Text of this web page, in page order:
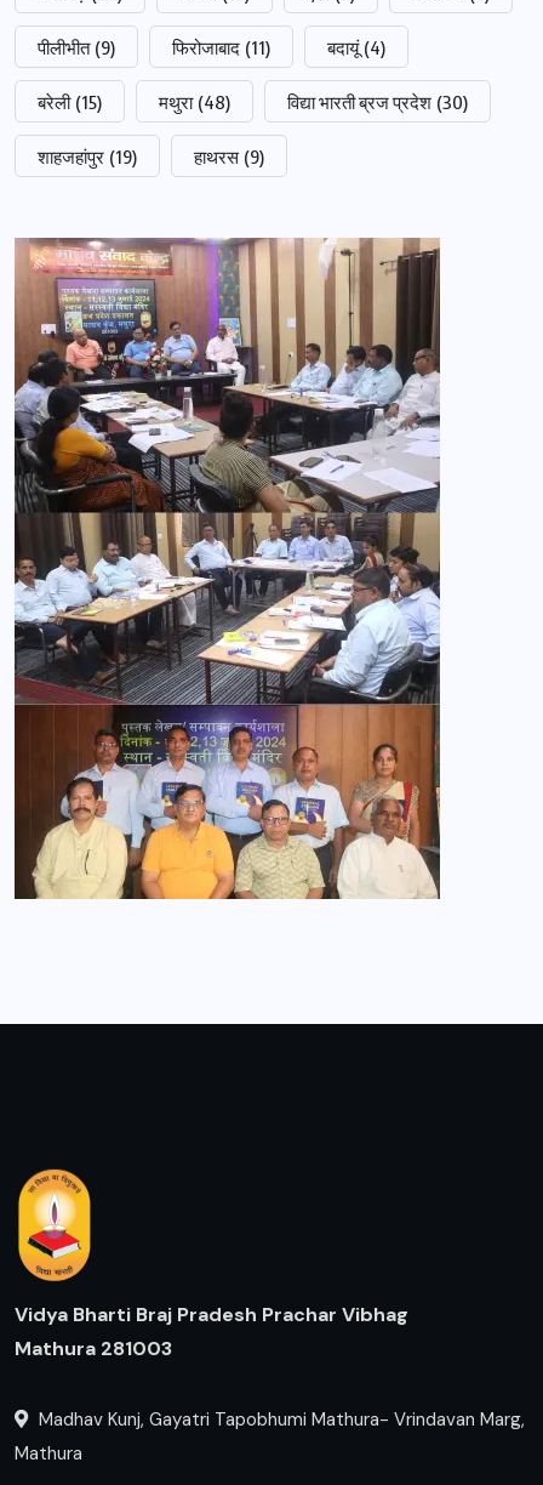
पीलीभीत (9) फिरोजाबाद (11) बदायूं (4)
बरेली (15) मथुरा (48) विद्या भारती ब्रज प्रदेश (30)
शाहजहांपुर (19) हाथरस (9)
Vidya Bharti Braj Pradesh Prachar Vibhag
Mathura 281003
Madhav Kunj, Gayatri Tapobhumi Mathura- Vrindavan Marg,
Mathura